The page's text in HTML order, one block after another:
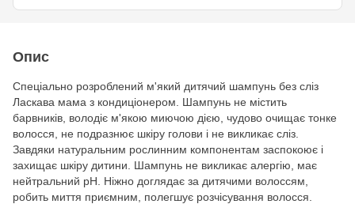
Опис
Спеціально розроблений м'який дитячий шампунь без сліз
Ласкава мама з кондиціонером. Шампунь не містить
барвників, володіє м'якою миючою дією, чудово очищає тонке
волосся, не подразнює шкіру голови і не викликає сліз.
Завдяки натуральним рослинним компонентам заспокоює і
захищає шкіру дитини. Шампунь не викликає алергію, має
нейтральний рН. Ніжно доглядає за дитячими волоссям,
робить миття приємним, полегшує розчісування волосся.